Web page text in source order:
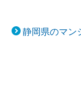
静岡県のマン